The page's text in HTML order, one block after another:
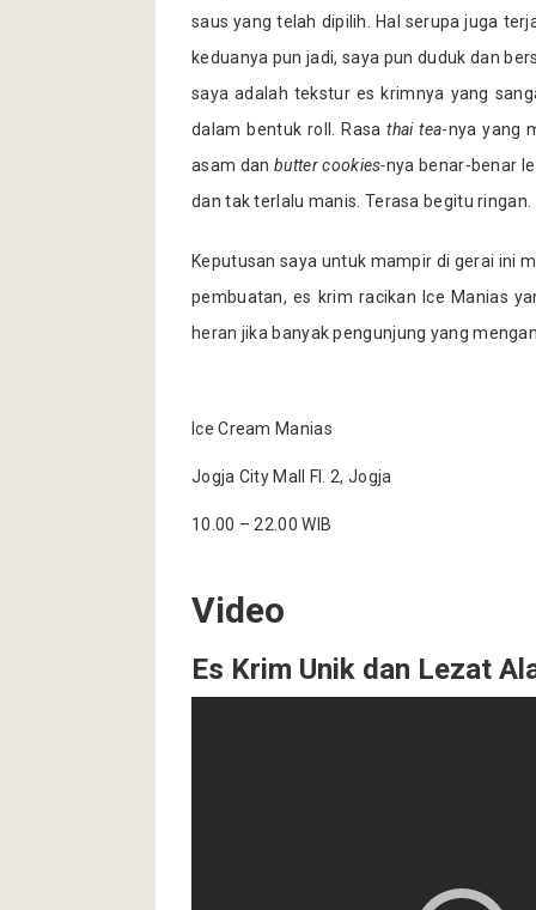
saus yang telah dipilih. Hal serupa juga
keduanya pun jadi, saya pun duduk dan
saya adalah tekstur es krimnya yang
dalam bentuk roll. Rasathai tea-nya yang
asam danbutter cookies-nya benar-benar
dan tak terlalu manis. Terasa begitu ringan.
Keputusan saya untuk mampir di gerai ini
pembuatan, es krim racikan Ice Manias
heran jika banyak pengunjung yang
Ice Cream Manias
Jogja City Mall Fl. 2, Jogja
10.00 – 22.00 WIB
Video
Es Krim Unik dan Lezat